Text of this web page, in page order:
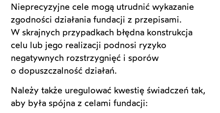
Nieprecyzyjne cele mogą utrudnić wykazanie
zgodności działania fundacji z przepisami.
W skrajnych przypadkach błędna konstrukcja
celu lub jego realizacji podnosi ryzyko
negatywnych rozstrzygnięć i sporów
o dopuszczalność działań.
Należy także uregulować kwestię świadczeń tak,
aby była spójna z celami fundacji: